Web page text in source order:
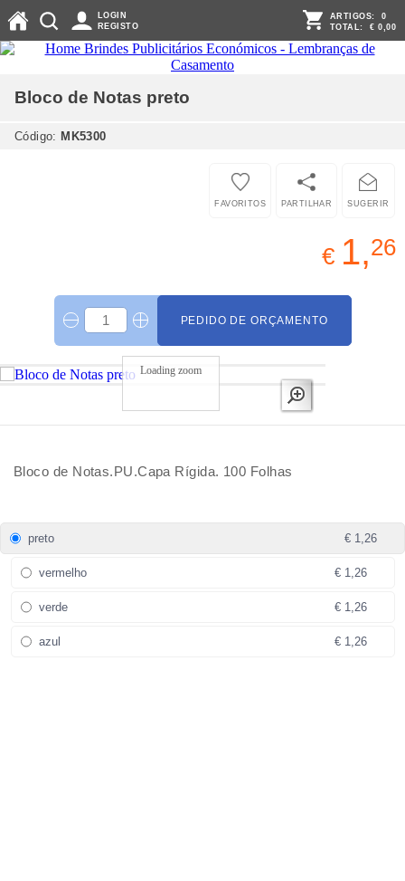
LOGIN
REGISTO
ARTIGOS: 0
TOTAL: € 0,00
Bloco de Notas preto
Código: MK5300
SUGERIR
PARTILHAR
FAVORITOS
€ 1,26
PEDIDO DE ORÇAMENTO
Loading zoom
Bloco de Notas.PU.Capa Rígida. 100 Folhas
preto € 1,26
vermelho € 1,26
verde € 1,26
azul € 1,26